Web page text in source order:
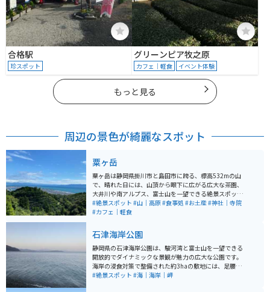
合格駅
珍スポット
グリーンピア牧之原
カフェ｜軽食 イベント体験
もっと見る
周辺の景色が綺麗なスポット
粟ヶ岳
粟ヶ岳は静岡県掛川市と島田市に跨る、標高532mの山
で、晴れた日には、山頂から眼下に広がる広大な茶園、
大井川や南アルプス、富士山を一望できる絶景スポット
です。また、約500本の桜が咲き誇る名所としても知ら
れ、春には多くの花見客で賑わいます。阿波々神社が山
有名です。頂上にはカフェもあり、景色を見ながらお茶
を楽しんだり、神社の御朱印も手に入れられます。秋の
シーズンには紅葉のトンネル中を車やバイクで走れるの
でオススメです。
#絶景スポット #山｜高原#食事処 #お土産#神社｜寺院
#カフェ｜軽食
石津海岸公園
静岡県の石津海岸公園は、駿河湾と富士山を一望できる
開放的でダイナミックな景観が魅力の広大な公園です。
海岸の浸食対策で整備された約3haの敷地には、足腰に
優しいゴム舗装の園路があり、ウォーキングコースとし
#絶景スポット #海｜海岸｜岬